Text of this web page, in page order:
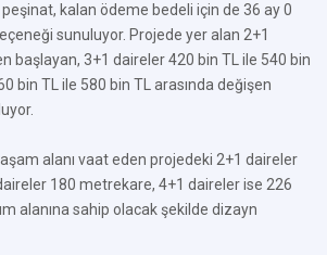
kalan ödeme bedeli için de 36 ay 0
sunuluyor. Projede yer alan 2+1
başlayan, 3+1 daireler 420 bin TL ile 540 bin
bin TL ile 580 bin TL arasında değişen
alanı vaat eden projedeki 2+1 daireler
180 metrekare, 4+1 daireler ise 226
alanına sahip olacak şekilde dizayn